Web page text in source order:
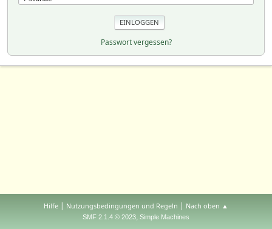
Passwort vergessen?
Hilfe | Nutzungsbedingungen und Regeln | Nach oben ▲
SMF 2.1.4 © 2023, Simple Machines